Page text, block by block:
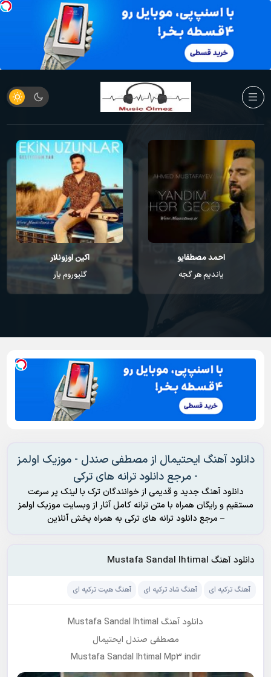
اکین اوزونلار
گلیوروم یار
مهرداد کسانی
ماجرام
دانلود آهنگ ایحتیمال از مصطفی صندل - موزیک اولمز
- مرجع دانلود ترانه های ترکی
دانلود آهنگ جدید و قدیمی از خوانندگان ترک با لینک پر سرعت
مستقیم و رایگان همراه با متن ترانه کامل آثار از وبسایت موزیک اولمز
– مرجع دانلود ترانه های ترکی به همراه پخش آنلاین
دانلود آهنگ Mustafa Sandal Ihtimal
آهنگ ترکیه ای آهنگ شاد ترکیه ای آهنگ هیت ترکیه ای
دانلود آهنگ Mustafa Sandal Ihtimal
مصطفی صندل ایحتیمال
Mustafa Sandal Ihtimal Mp3 indir